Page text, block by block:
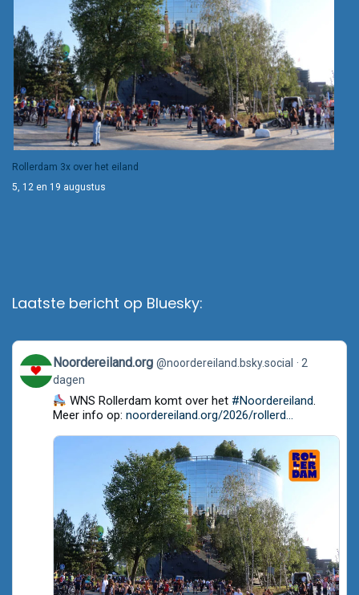
Rollerdam 3x over het eiland
5, 12 en 19 augustus
Laatste bericht op Bluesky:
View
post
by
Noordereiland.org
Bluesky
Noordereiland.org @noordereiland.bsky.social
2
dagen
WNS Rollerdam komt over het #Noordereiland.
Meer info op: noordereiland.org/2026/rollerd...